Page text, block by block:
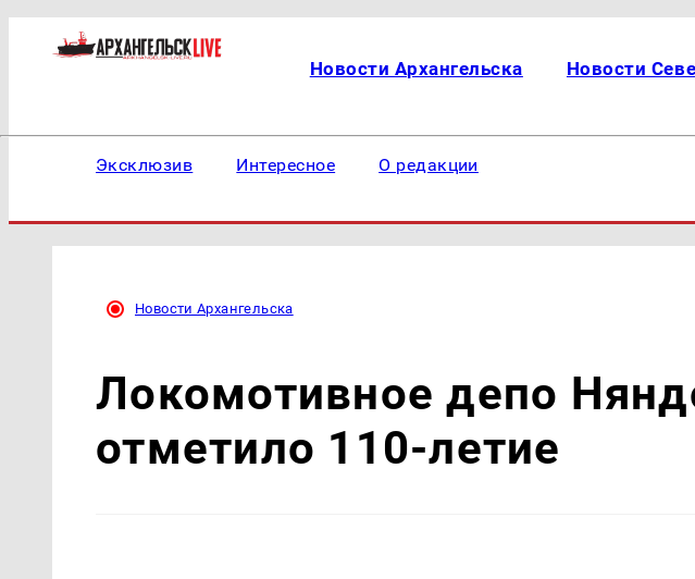
Новости Архангельска Новости
Эксклюзив Интересное О редакции
Новости Архангельска
Локомотивное депо
отметило 110-летие